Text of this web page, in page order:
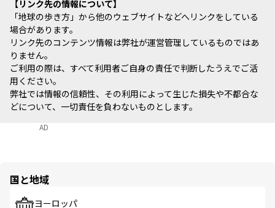
リンク先の情報について
「地球の歩き方」から他のウェブサイトなどへリンクをしている
場合があります。
リンク先のコンテンツ情報は弊社が運営管理しているものではあ
りません。
ご利用の際は、すべて利用者ご自身の責任で判断したうえでご活
用ください。
弊社では情報の信頼性、その利用によって生じた損失や不都合な
どについて、一切責任を負わないものとします。
AD
国と地域
ヨーロッパ